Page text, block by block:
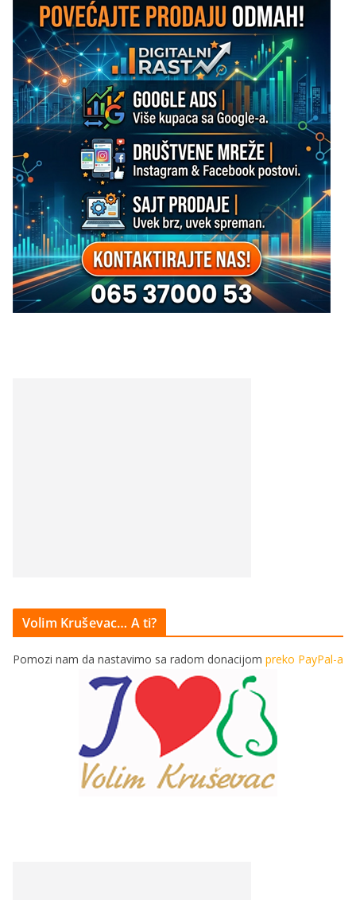
Volim Kruševac… A ti?
Pomozi nam da nastavimo sa radom donacijom preko PayPal-a